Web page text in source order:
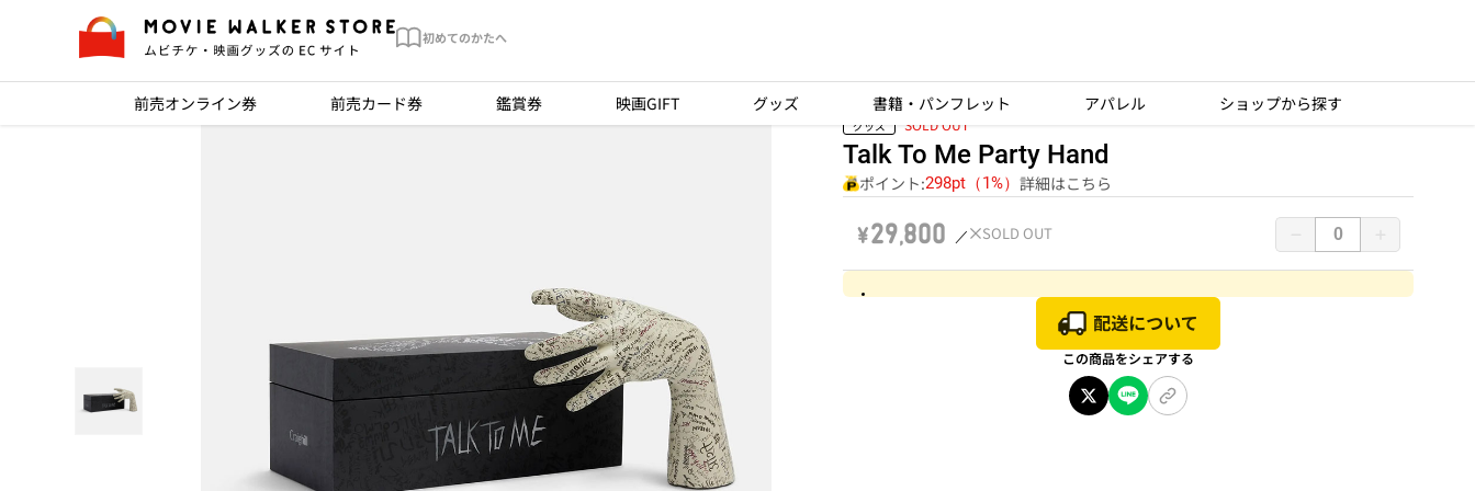
初めてのかたへ
前売オンライン券 前売カード券 鑑賞券 映画GIFT グッズ 書籍・パンフレット アパレル ショップから探す
グッズ SOLD OUT
Talk To Me Party Hand
ポイント:298pt（1%） 詳細はこちら
￥29,800 SOLD OUT
この商品をシェアする